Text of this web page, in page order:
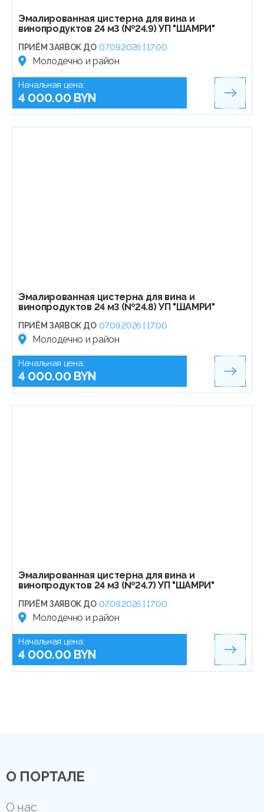
Эмалированная цистерна для вина и
винопродуктов 24 м3 (№24.9) УП "ШАМРИ"
ПРИЁМ ЗАЯВОК ДО 07.09.2026 | 17:00
Молодечно и район
Начальная цена:
4 000.00 BYN
Эмалированная цистерна для вина и
винопродуктов 24 м3 (№24.8) УП "ШАМРИ"
ПРИЁМ ЗАЯВОК ДО 07.09.2026 | 17:00
Молодечно и район
Начальная цена:
4 000.00 BYN
Эмалированная цистерна для вина и
винопродуктов 24 м3 (№24.7) УП "ШАМРИ"
ПРИЁМ ЗАЯВОК ДО 07.09.2026 | 17:00
Молодечно и район
Начальная цена:
4 000.00 BYN
О ПОРТАЛЕ
О нас